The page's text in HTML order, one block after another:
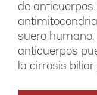
de anticuerpos
suero
anticuerpos
la cirrosis